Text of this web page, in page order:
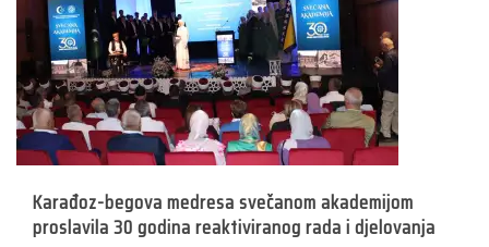
Karađoz-begova medresa svečanom akademijom
proslavila 30 godina reaktiviranog rada i djelovanja